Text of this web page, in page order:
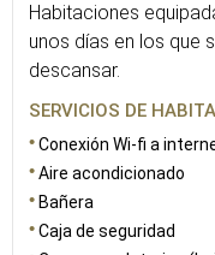
Habitaciones
unos días en los que
descansar.
SERVICIOS DE
Conexión Wi-fi a
Aire acondicionado
Bañera
Caja de seguridad